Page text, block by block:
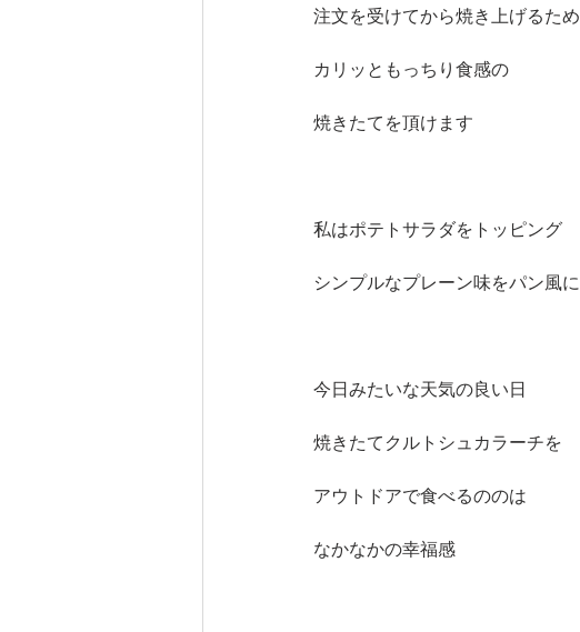
注文を受けてから焼き上げるため
カリッともっちり食感の
焼きたてを頂けます
私はポテトサラダをトッピング
シンプルなプレーン味をパン風に
今日みたいな天気の良い日
焼きたてクルトシュカラーチを
アウトドアで食べるののは
なかなかの幸福感